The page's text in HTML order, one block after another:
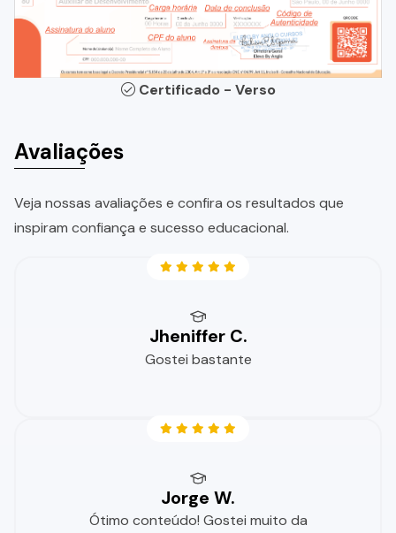
Certificado - Verso
Avaliações
Veja nossas avaliações e confira os resultados que
inspiram confiança e sucesso educacional.
Jheniffer C.
Gostei bastante
Jorge W.
Ótimo conteúdo! Gostei muito da